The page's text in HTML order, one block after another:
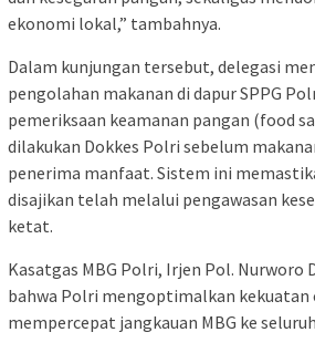
ekonomi lokal,” tambahnya.
Dalam kunjungan tersebut, delegasi
pengolahan makanan di dapur SPPG
pemeriksaan keamanan pangan (food
dilakukan Dokkes Polri sebelum
penerima manfaat. Sistem ini
disajikan telah melalui pengawasan
ketat.
Kasatgas MBG Polri, Irjen Pol. Nurworo
bahwa Polri mengoptimalkan kekuatan
mempercepat jangkauan MBG ke